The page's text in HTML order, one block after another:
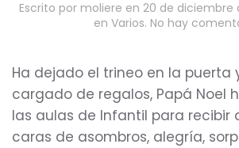
Escrito por moliere en 20 de diciembre
en Varios. No hay
Ha dejado el trineo en la puerta
cargado de regalos, Papá Noel
las aulas de Infantil para recibir
caras de asombros, alegría,